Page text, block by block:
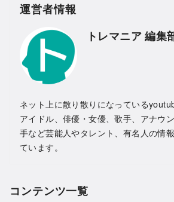
運営者情報
トレマニア 編集
ネット上に散り散りになっている
アイドル、俳優・女優、歌手、アナウ
手など芸能人やタレント、有名人の情
ています。
コンテンツ一覧